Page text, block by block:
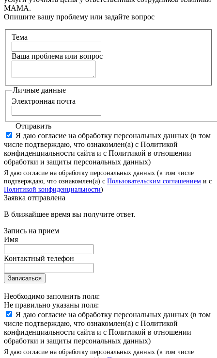
МАМА.
Опишите вашу проблему или задайте вопрос
Тема
Ваша проблема или вопрос
Личные данные
Электронная почта
Отправить
Я даю согласие на обработку персональных данных (в том
числе подтверждаю, что ознакомлен(а) с Политикой
конфиденциальности сайта и с Политикой в отношении
обработки и защиты персональных данных)
Я даю согласие на обработку персональных данных (в том числе
подтверждаю, что ознакомлен(а) с Пользовательским соглашением и с
Политикой конфиденциальности)
Заявка отправлена
В ближайшее время вы получите ответ.
Запись на прием
Имя
Контактный телефон
Записаться
Необходимо заполнить поля:
Не правильно указаны поля:
Я даю согласие на обработку персональных данных (в том
числе подтверждаю, что ознакомлен(а) с Политикой
конфиденциальности сайта и с Политикой в отношении
обработки и защиты персональных данных)
Я даю согласие на обработку персональных данных (в том числе